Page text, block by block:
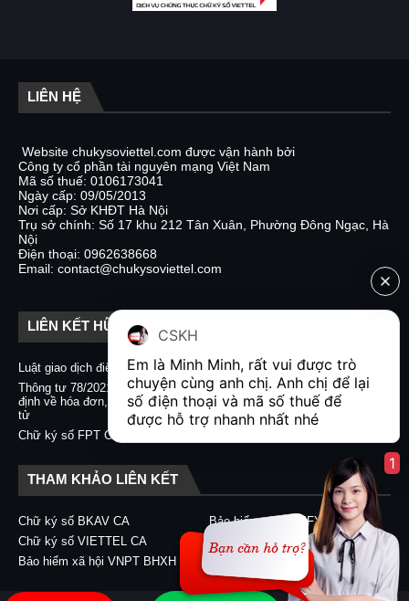
LIÊN HỆ
Website chukysoviettel.com được vận hành bởi
Công ty cổ phần tài nguyên mạng Việt Nam
Mã số thuế: 0106173041
Ngày cấp: 09/05/2013
Nơi cấp: Sở KHĐT Hà Nội
Trụ sở chính: Số 17 khu 212 Tân Xuân, Phường Đông Ngạc, Hà
Nội
Điện thoại: 0962638668
Email: contact@chukysoviettel.com
LIÊN KẾT HỮU ÍCH
Luật giao dịch điện tử
Nghị định 130/2018/NĐ-CP
Thông tư 78/2021/TT-BTC quy
định về hóa đơn, chứng từ điện
tử
Chữ ký số CA2 - Nacencomm
Chữ ký số VNPT CA
Chữ ký số BKAV CA
Chữ ký số FPT CA
THAM KHẢO LIÊN KẾT
Chữ ký số BKAV CA
Bảo hiểm xã hội EFY-eBHXH
Chữ ký số VIETTEL CA
Chữ ký số CA2 - Nacencomm
Bảo hiểm xã hội VNPT BHXH
Chữ ký số VNPT CA
CSKH
Em là Minh Minh, rất vui được trò
chuyện cùng anh chị. Anh chị để lại
số điện thoại và mã số thuế để
được hỗ trợ nhanh nhất nhé
1